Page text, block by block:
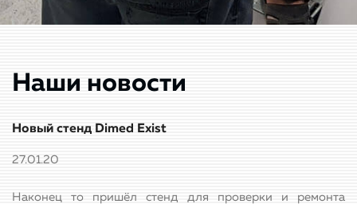
Наши новости
Новый стенд Dimed Exist
27.01.20
Наконец то пришёл стенд для проверки и ремонта